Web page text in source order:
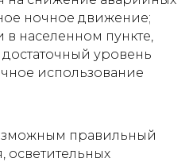
ночное движение;
населенном пункте,
достаточный уровень
использование
правильный